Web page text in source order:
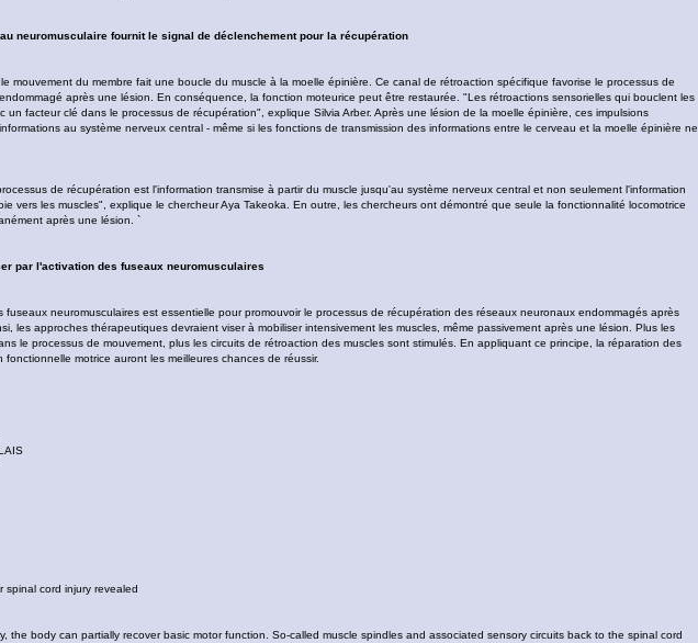
neuromusculaire fournit le signal de déclenchement pour la récupération
mouvement du membre fait une boucle du muscle à la moelle épinière. Ce canal de rétroaction spécifique favorise le processus de
après une lésion. En conséquence, la fonction moteurice peut être restaurée. "Les rétroactions sensorielles qui bouclent les
un facteur clé dans le processus de récupération", explique Silvia Arber. Après une lésion de la moelle épinière, ces impulsions
au système nerveux central - même si les fonctions de transmission des informations entre le cerveau et la moelle épinière ne
de récupération est l'information transmise à partir du muscle jusqu'au système nerveux central et non seulement l'information
vers les muscles", explique le chercheur Aya Takeoka. En outre, les chercheurs ont démontré que seule la fonctionnalité locomotrice
après une lésion. `
par l'activation des fuseaux neuromusculaires
neuromusculaires est essentielle pour promouvoir le processus de récupération des réseaux neuronaux endommagés après
les approches thérapeutiques devraient viser à mobiliser intensivement les muscles, même passivement après une lésion. Plus les
le processus de mouvement, plus les circuits de rétroaction des muscles sont stimulés. En appliquant ce principe, la réparation des
motrice auront les meilleures chances de réussir.
spinal cord injury revealed
the body can partially recover basic motor function. So-called muscle spindles and associated sensory circuits back to the spinal cord